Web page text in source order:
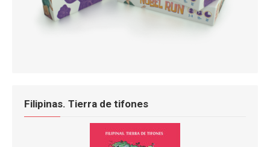
Filipinas. Tierra de tifones